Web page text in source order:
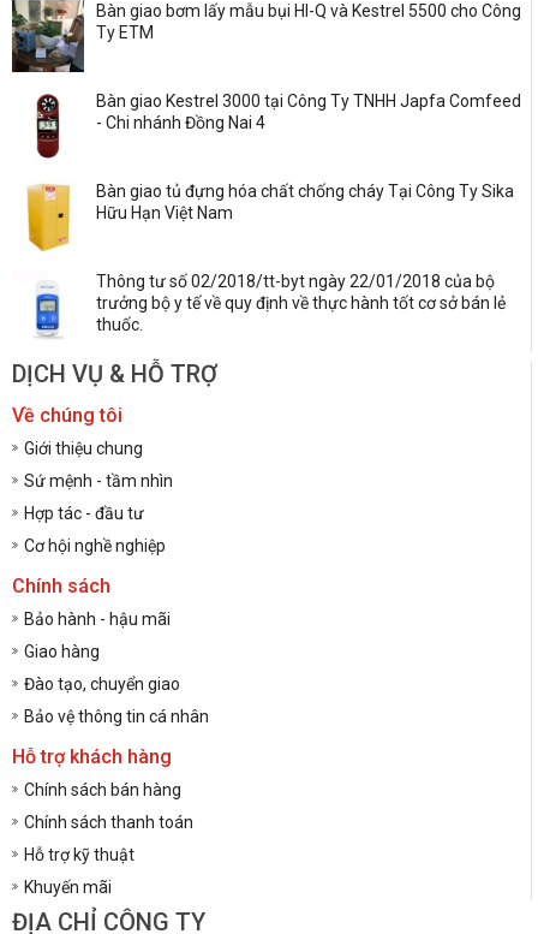
Bàn giao bơm lấy mẫu bụi HI-Q và Kestrel 5500 cho Công
Ty ETM
Bàn giao Kestrel 3000 tại Công Ty TNHH Japfa Comfeed
- Chi nhánh Đồng Nai 4
Bàn giao tủ đựng hóa chất chống cháy Tại Công Ty Sika
Hữu Hạn Việt Nam
Thông tư số 02/2018/tt-byt ngày 22/01/2018 của bộ
trưởng bộ y tế về quy định về thực hành tốt cơ sở bán lẻ
thuốc.
DỊCH VỤ & HỖ TRỢ
Về chúng tôi
Giới thiệu chung
Sứ mệnh - tầm nhìn
Hợp tác - đầu tư
Cơ hội nghề nghiệp
Chính sách
Bảo hành - hậu mãi
Giao hàng
Đào tạo, chuyển giao
Bảo vệ thông tin cá nhân
Hỗ trợ khách hàng
Chính sách bán hàng
Chính sách thanh toán
Hỗ trợ kỹ thuật
Khuyến mãi
ĐỊA CHỈ CÔNG TY